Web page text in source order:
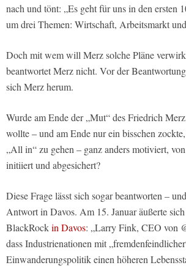
nach und tönt: „Es geht für uns in den ersten
um drei Themen: Wirtschaft, Arbeitsmarkt
Doch mit wem will Merz solche Pläne
beantwortet Merz nicht. Vor der
sich Merz herum.
Wurde am Ende der „Mut“ des Friedrich
wollte – und am Ende nur ein bisschen
„All in“ zu gehen – ganz anders motiviert,
initiiert und abgesichert?
Diese Frage lässt sich sogar beantworten –
Antwort in Davos. Am 15. Januar äußerte
BlackRockin Davos: „Larry Fink, CEO von
dass Industrienationen mit
Einwanderungspolitik einen höheren